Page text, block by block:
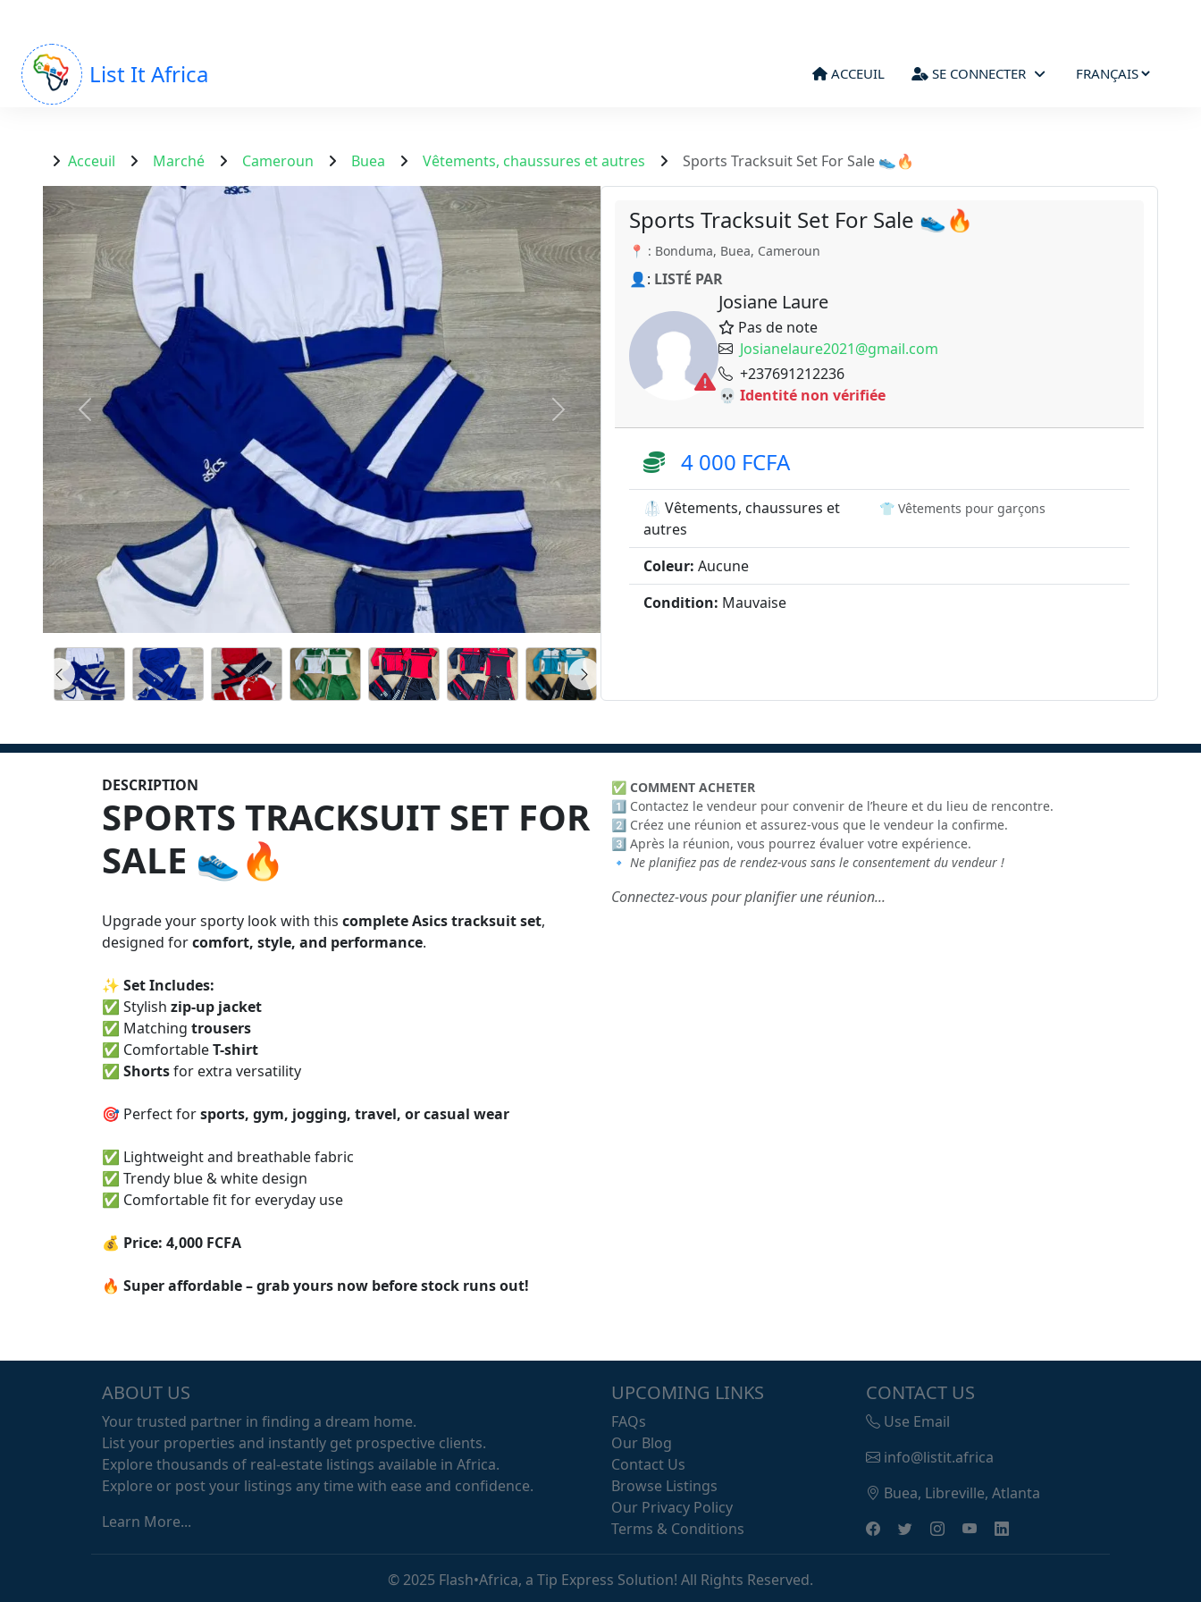
List It Africa ACCEUIL SE CONNECTER
Acceuil Marché Cameroun Buea Vêtements, chaussures et autres Sports Tracksuit Set For Sale 👟🔥
Sports Tracksuit Set For Sale 👟🔥
📍 : Bonduma, Buea, Cameroun
👤: LISTÉ PAR
Josiane Laure
Pas de note
Josianelaure2021@gmail.com
+237691212236
💀 Identité non vérifiée
4 000 FCFA
🥼 Vêtements, chaussures et
autres
👕 Vêtements pour garçons
Coleur: Aucune
Condition: Mauvaise
DESCRIPTION
SPORTS TRACKSUIT SET FOR
SALE 👟🔥
Upgrade your sporty look with this complete Asics tracksuit set,
designed forcomfort, style, and performance.
✨ Set Includes:
✅ Stylish zip-up jacket
✅ Matching trousers
✅ ComfortableT-shirt
✅ Shortsfor extra versatility
🎯 Perfect forsports, gym, jogging, travel, or casual wear
✅ Lightweight and breathable fabric
✅ Trendy blue & white design
✅ Comfortable fit for everyday use
💰 Price: 4,000 FCFA
🔥 Super affordable – grab yours now before stock runs out!
✅ COMMENT ACHETER
1️⃣ Contactez le vendeur pour convenir de l’heure et du lieu de rencontre.
2️⃣ Créez une réunion et assurez-vous que le vendeur la confirme.
3️⃣ Après la réunion, vous pourrez évaluer votre expérience.
🔹 Ne planifiez pas de rendez-vous sans le consentement du vendeur !
Connectez-vous pour planifier une réunion...
ABOUT US
Your trusted partner in finding a dream home.
List your properties and instantly get prospective clients.
Explore thousands of real-estate listings available in Africa.
Explore or post your listings any time with ease and confidence.
Learn More...
UPCOMING LINKS
FAQs
Our Blog
Contact Us
Browse Listings
Our Privacy Policy
Terms & Conditions
CONTACT US
Use Email
info@listit.africa
Buea, Libreville, Atlanta
© 2025 Flash•Africa, a Tip Express Solution! All Rights Reserved.